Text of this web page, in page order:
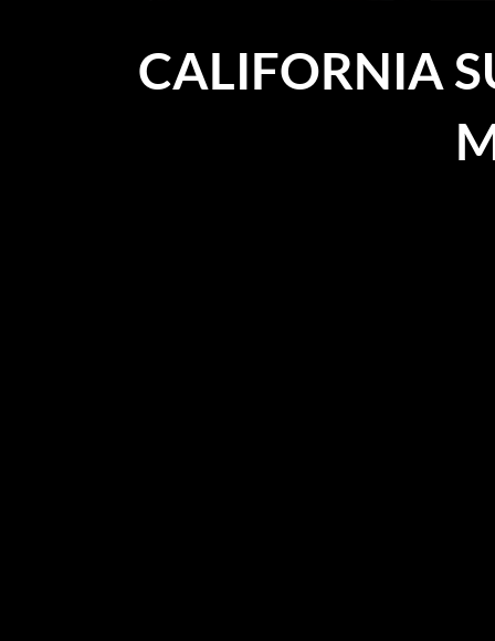
CALIFORNIA